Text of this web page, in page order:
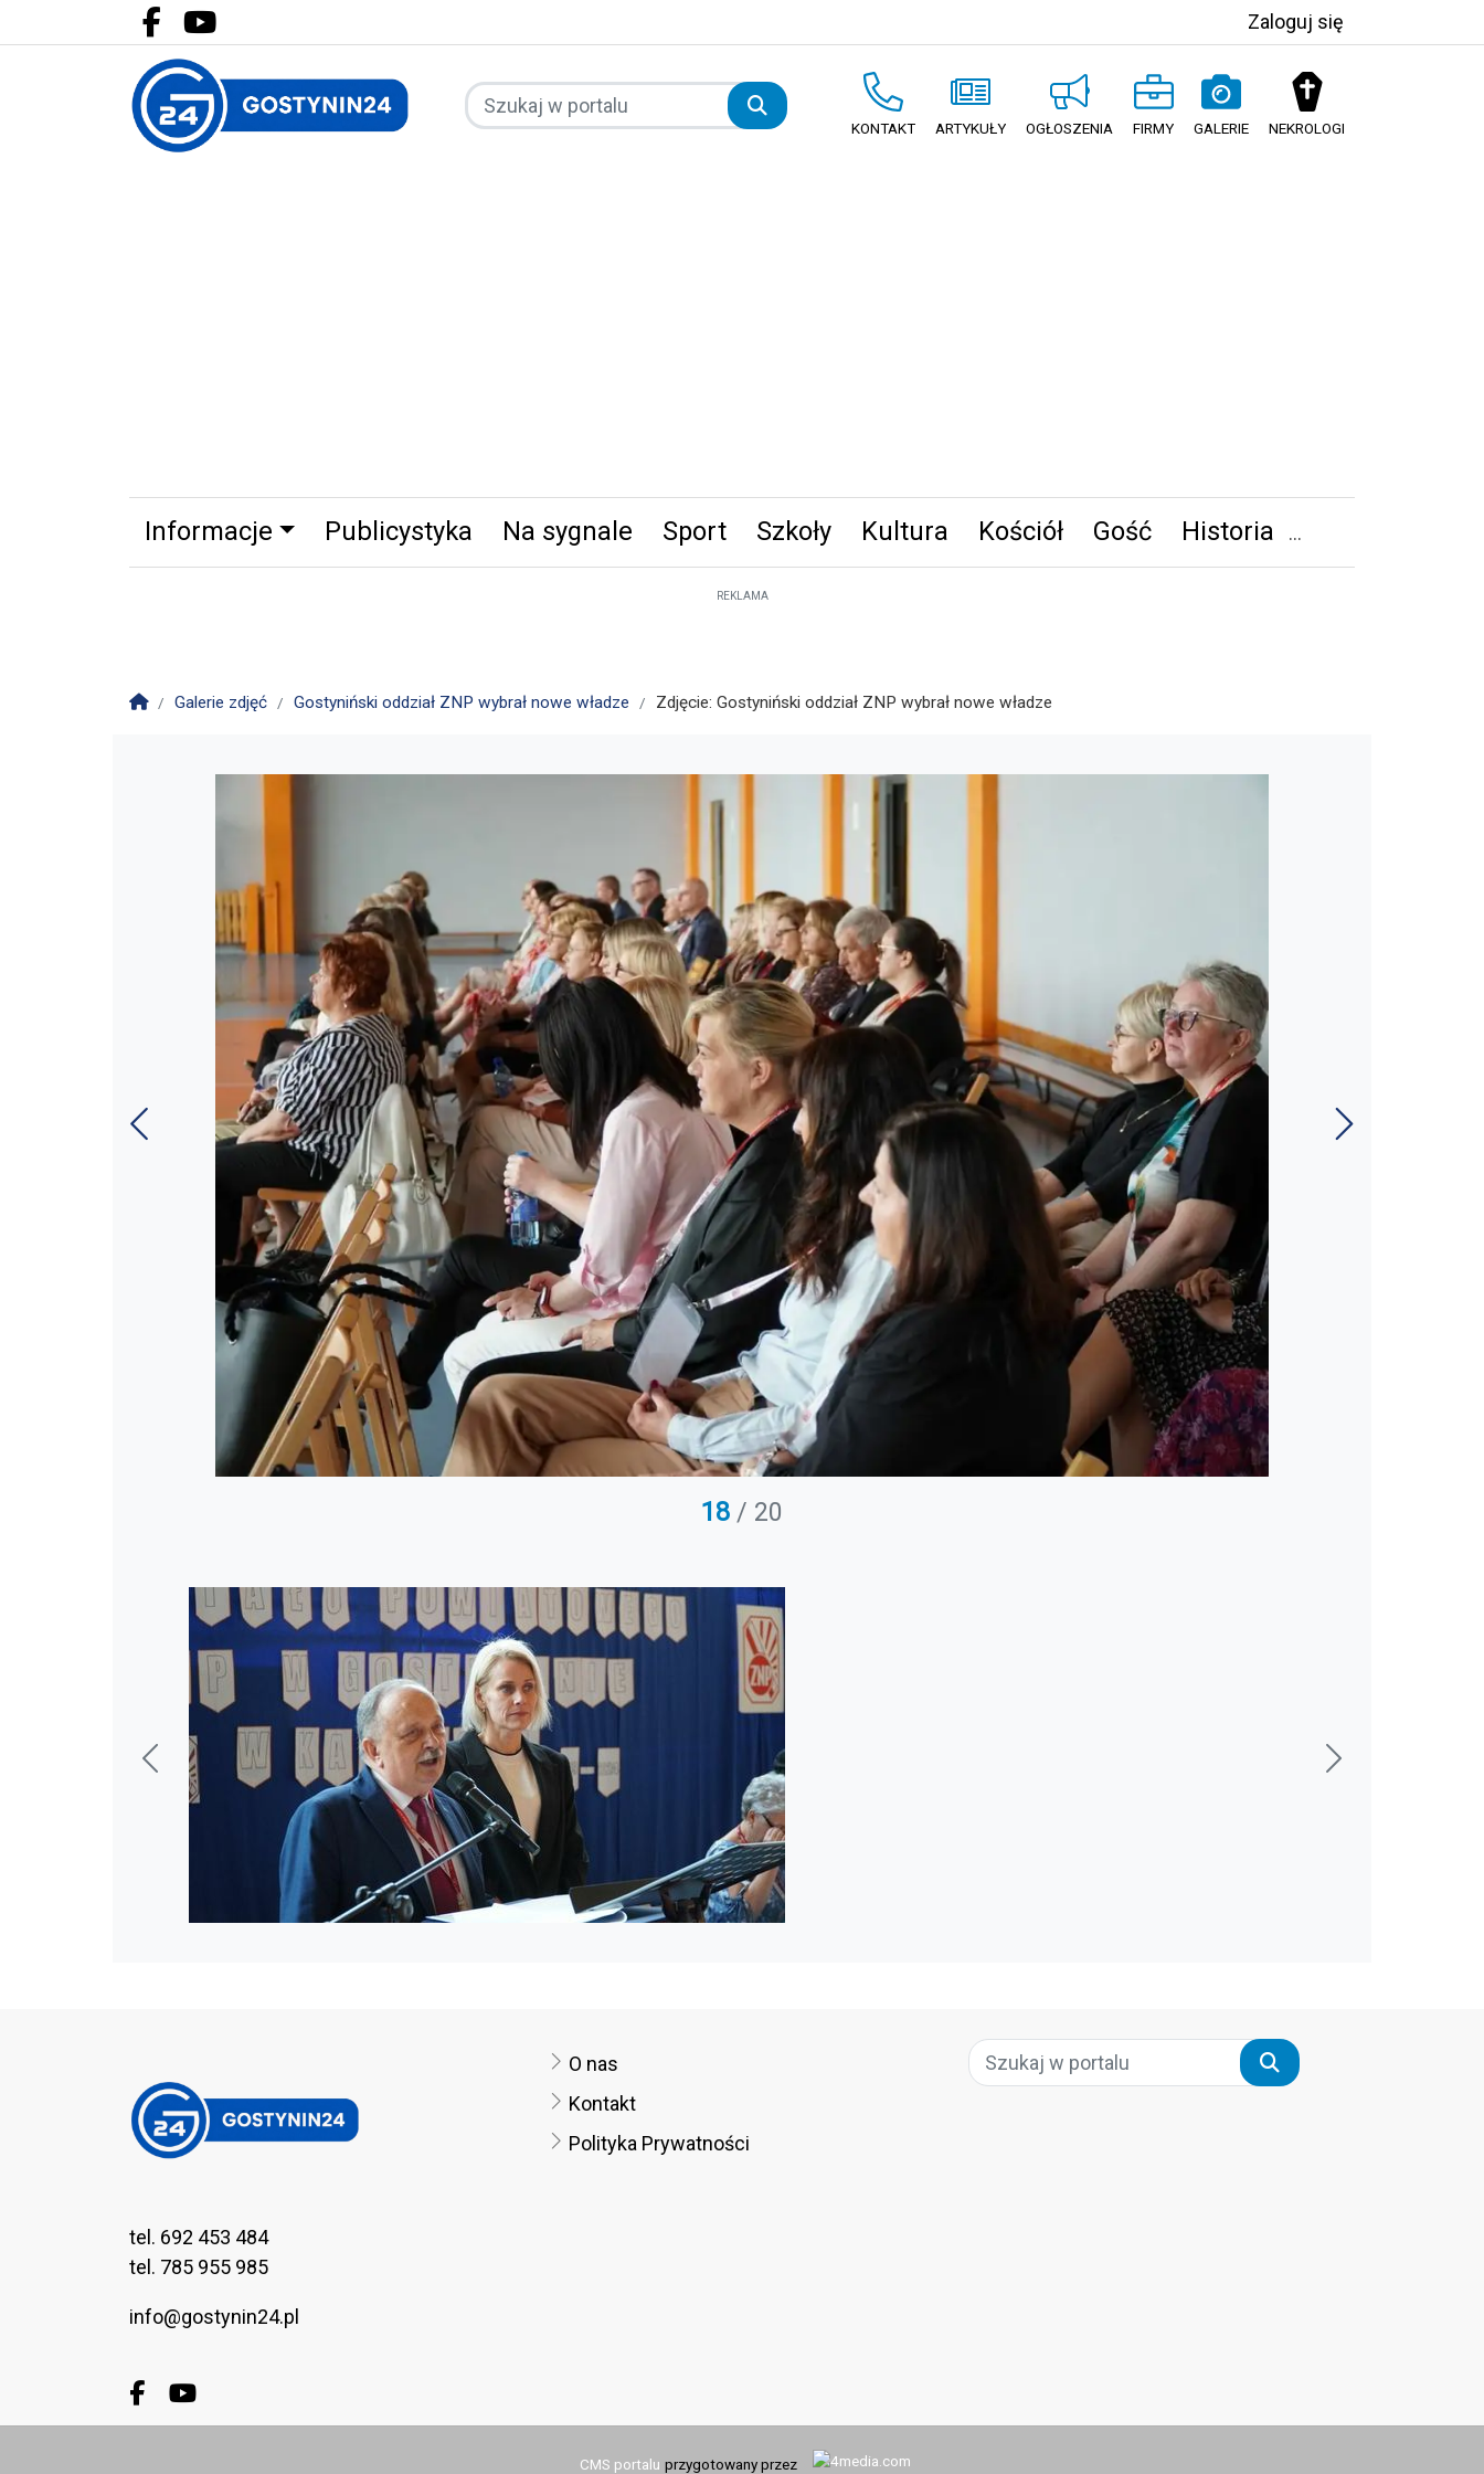
Facebook.com
Youtube.com Zaloguj się
KONTAKT ARTYKUŁY OGŁOSZENIA FIRMY GALERIE NEKROLOGI
Informacje Publicystyka Na sygnale Sport Szkoły Kultura Kościół Gość Historia
REKLAMA
Strona główna
Galerie zdjęć Gostyniński oddział ZNP wybrał nowe władze Zdjęcie: Gostyniński oddział ZNP wybrał nowe władze
18 / 20
tel. 692 453 484
tel. 785 955 985
info@gostynin24.pl
O nas
Kontakt
Polityka Prywatności
Szukaj
Facebook.com
Youtube.com
CMS portalu przygotowany przez